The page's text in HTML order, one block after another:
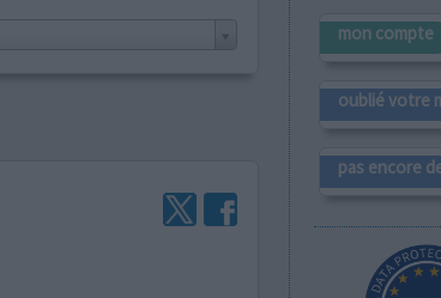
mon compte
oublié votre
pas encore